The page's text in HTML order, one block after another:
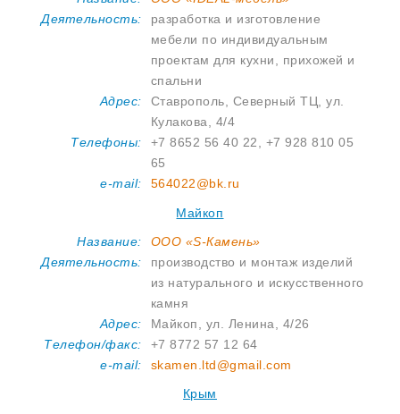
Деятельность:
разработка и изготовление
мебели по индивидуальным
проектам для кухни, прихожей и
спальни
Адрес:
Ставрополь, Северный ТЦ, ул.
Кулакова, 4/4
Телефоны:
+7 8652 56 40 22, +7 928 810 05
65
e-mail:
564022@bk.ru
Майкоп
Название:
ООО «S-Камень»
Деятельность:
производство и монтаж изделий
из натурального и искусственного
камня
Адрес:
Майкоп, ул. Ленина, 4/26
Телефон/факс:
+7 8772 57 12 64
e-mail:
skamen.ltd@gmail.com
Крым